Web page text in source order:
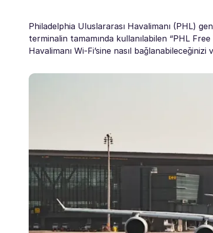
Philadelphia Uluslararası Havalimanı (PHL)
terminalin tamamında kullanılabilen “PHL
Havalimanı Wi-Fi’sine nasıl